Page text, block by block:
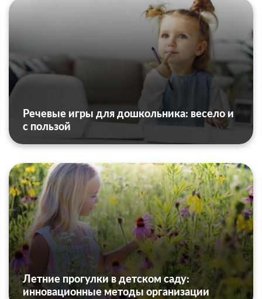
Речевые игры для дошкольника: весело и
с пользой
Летние прогулки в детском саду:
инновационные методы организации